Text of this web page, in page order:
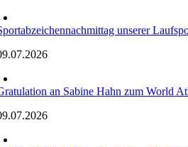
unserer
an Sabine Hahn zum World